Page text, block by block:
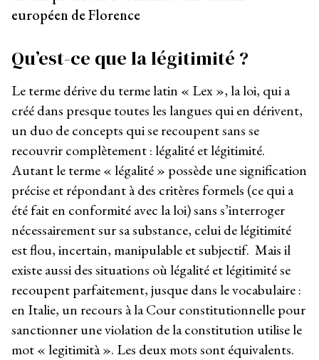
européen de Florence
Qu’est-ce que la légitimité ?
Le terme dérive du terme latin « Lex », la loi, qui a
créé dans presque toutes les langues qui en dérivent,
un duo de concepts qui se recoupent sans se
recouvrir complètement : légalité et légitimité.
Autant le terme « légalité » possède une signification
précise et répondant à des critères formels (ce qui a
été fait en conformité avec la loi) sans s’interroger
nécessairement sur sa substance, celui de légitimité
est flou, incertain, manipulable et subjectif. Mais il
existe aussi des situations où légalité et légitimité se
recoupent parfaitement, jusque dans le vocabulaire :
en Italie, un recours à la Cour constitutionnelle pour
sanctionner une violation de la constitution utilise le
mot « legitimità ». Les deux mots sont équivalents.